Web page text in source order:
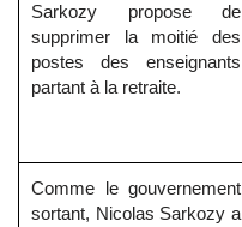
Sarkozy propose de
supprimer la moitié des
postes des enseignants
partant à la retraite.
Comme le gouvernement
sortant, Nicolas Sarkozy a